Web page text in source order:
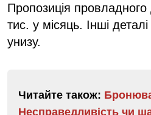
Пропозиція
тис. у місяць. Інші
унизу.
Читайте також:
Несправедливість чи